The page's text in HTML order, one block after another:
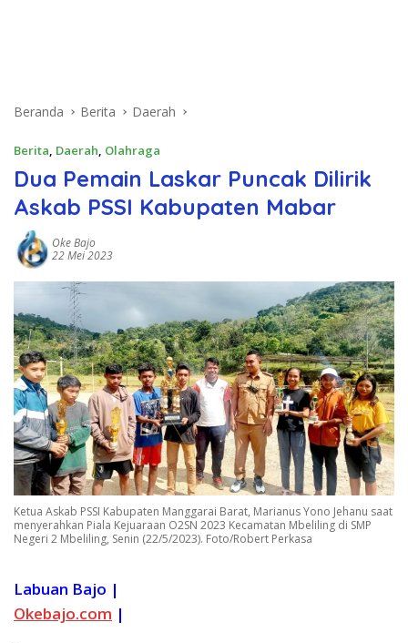
Beranda Berita Daerah
Berita, Daerah, Olahraga
Dua Pemain Laskar Puncak Dilirik
Askab PSSI Kabupaten Mabar
Oke Bajo
22 Mei 2023
Ketua Askab PSSI Kabupaten Manggarai Barat, Marianus Yono Jehanu saat
menyerahkan Piala Kejuaraan O2SN 2023 Kecamatan Mbeliling di SMP
Negeri 2 Mbeliling, Senin (22/5/2023). Foto/Robert Perkasa
Labuan Bajo |
Okebajo.com |